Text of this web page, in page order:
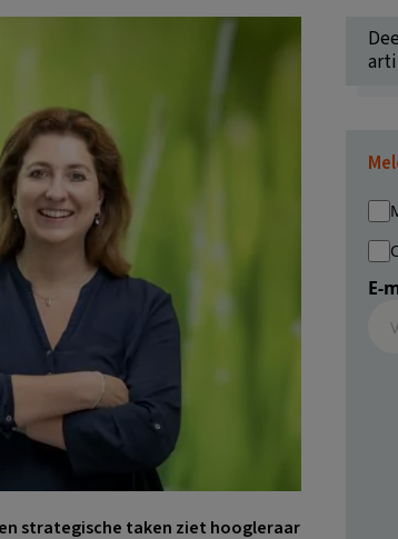
strategische taken ziet hoogleraar
E-